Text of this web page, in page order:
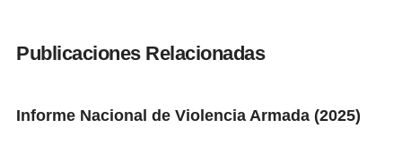
Publicaciones Relacionadas
Informe Nacional de Violencia Armada (2025)